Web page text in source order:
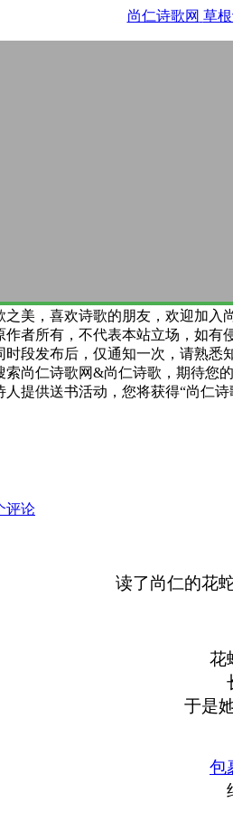
尚仁诗歌网 草
美，喜欢诗歌的朋友，欢迎加入
者所有，不代表本站立场，如有
段发布后，仅通知一次，请熟悉
尚仁诗歌网&尚仁诗歌，期待您的
提供送书活动，您将获得“尚仁
评论
读了尚仁的花
花
于是
包